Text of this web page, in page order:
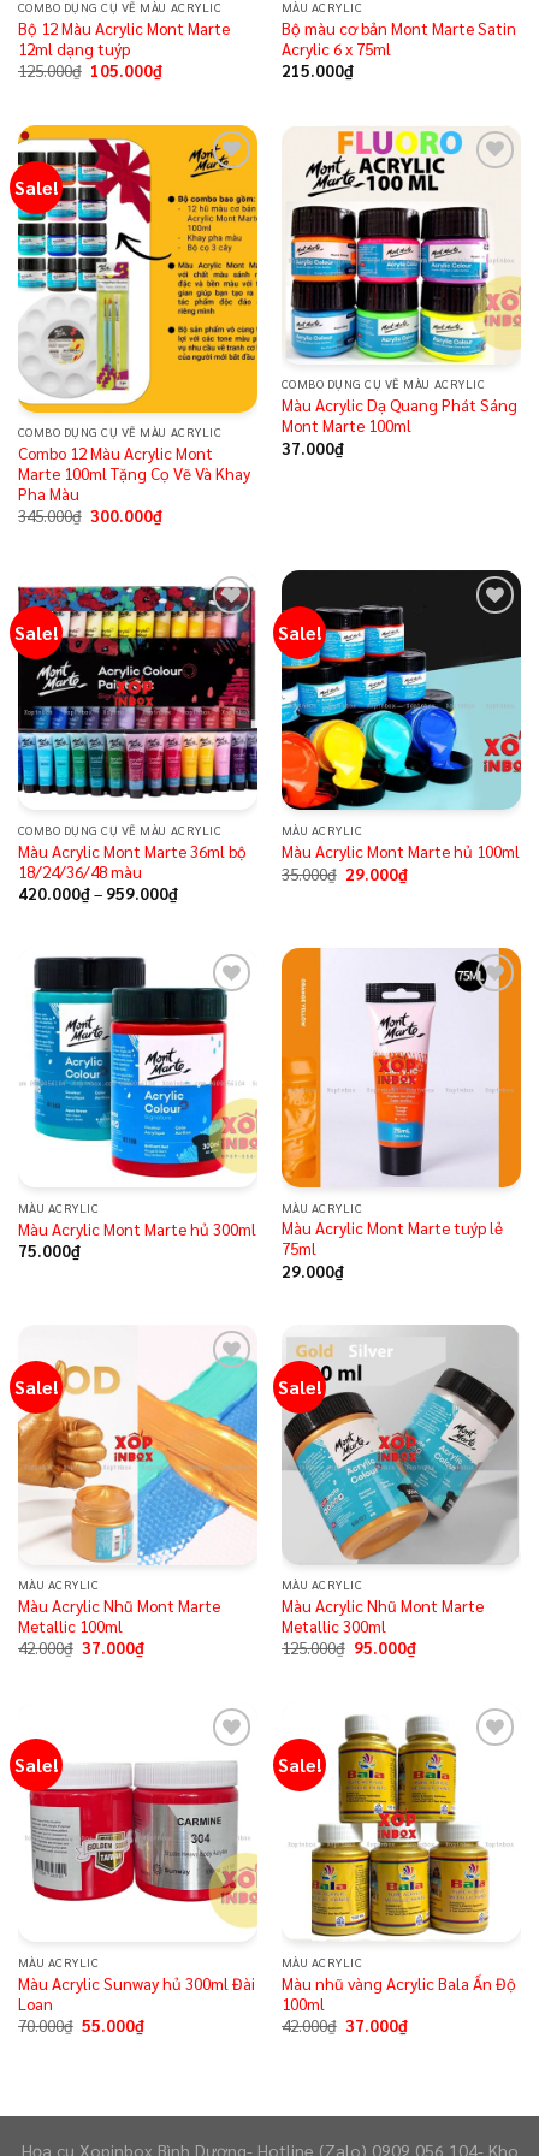
COMBO DỤNG CỤ VẼ MÀU ACRYLIC
Bộ 12 Màu Acrylic Mont Marte
12ml dạng tuýp
125.000₫ 105.000₫
MÀU ACRYLIC
Bộ màu cơ bản Mont Marte Satin
Acrylic 6 x 75ml
215.000₫
Sale!
wishlist
COMBO DỤNG CỤ VẼ MÀU ACRYLIC
Combo 12 Màu Acrylic Mont
Marte 100ml Tặng Cọ Vẽ Và Khay
Pha Màu
345.000₫ 300.000₫
COMBO DỤNG CỤ VẼ MÀU ACRYLIC
Màu Acrylic Dạ Quang Phát Sáng
Mont Marte 100ml
37.000₫
Sale!
Add to
wishlist
COMBO DỤNG CỤ VẼ MÀU ACRYLIC
Màu Acrylic Mont Marte 36ml bộ
18/24/36/48 màu
420.000₫– 959.000₫
Sale!
MÀU ACRYLIC
Màu Acrylic Mont Marte hủ 100ml
35.000₫ 29.000₫
wishlist
MÀU ACRYLIC
Màu Acrylic Mont Marte hủ 300ml
75.000₫
MÀU ACRYLIC
Màu Acrylic Mont Marte tuýp lẻ
75ml
29.000₫
Sale!
wishlist
MÀU ACRYLIC
Màu Acrylic Nhũ Mont Marte
Metallic 100ml
42.000₫ 37.000₫
Sale!
Add to
wishlist
MÀU ACRYLIC
Màu Acrylic Nhũ Mont Marte
Metallic 300ml
125.000₫ 95.000₫
Sale!
Add to
MÀU ACRYLIC
Màu Acrylic Sunway hủ 300ml Đài
Loan
70.000₫ 55.000₫
Sale!
MÀU ACRYLIC
Màu nhũ vàng Acrylic Bala Ấn Độ
100ml
42.000₫ 37.000₫
Họa cụ Xopinbox Bình Dương- Hotline (Zalo) 0909 056 104- Kho